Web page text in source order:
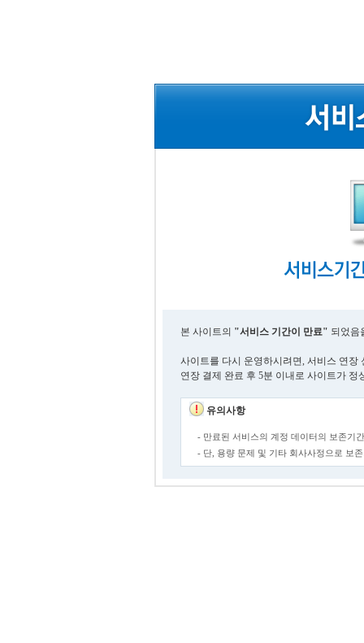
본 사이트의 "서비스 기간이 만료" 되었음
사이트를 다시 운영하시려면, 서비스 연장
연장 결제 완료 후 5분 이내로 사이트가 정
유의사항
- 만료된 서비스의 계정 데이터의 보존기
- 단, 용량 문제 및 기타 회사사정으로 보